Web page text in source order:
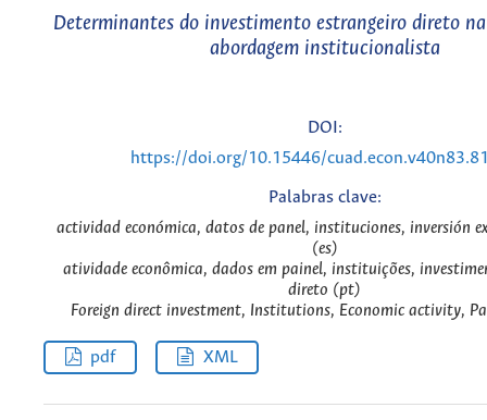
Determinantes do investimento estrangeiro direto
abordagem institucionalista
DOI:
https://doi.org/10.15446/
Palabras clave:
actividad económica, datos de panel, instituciones, inversión
(es)
atividade econômica, dados em painel, instituições,
direto (pt)
Foreign direct investment, Institutions, Economic activity,
pdf XML